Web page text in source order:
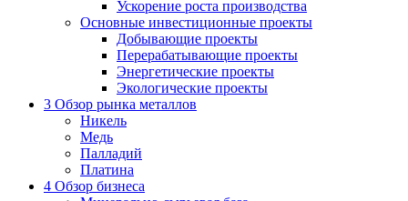
Ускорение роста производства
Основные инвестиционные проекты
Добывающие проекты
Перерабатывающие проекты
Энергетические проекты
Экологические проекты
3 Обзор рынка металлов
Никель
Медь
Палладий
Платина
4 Обзор бизнеса